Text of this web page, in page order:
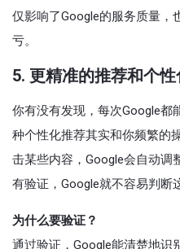
仅影响了Google的服务质量，
亏。
5. 更精准的推荐和个
你有没有发现，每次Google都
种个性化推荐其实和你频繁的
击某些内容，Google会自动调
有验证，Google就不容易判断
为什么要验证？
通过验证，Google能清楚地识